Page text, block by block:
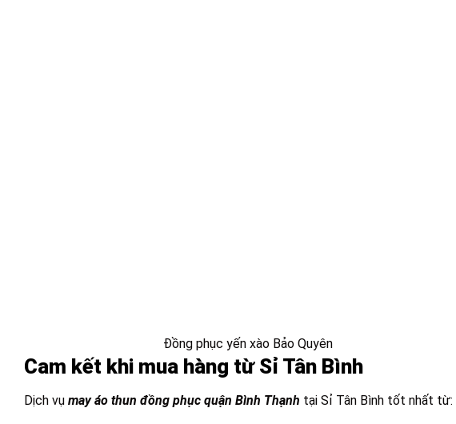
Đồng phục yến xào Bảo Quyên
Cam kết khi mua hàng từ Sỉ Tân Bình
Dịch vụ may áo thun đồng phục quận Bình Thạnh tại Sỉ Tân Bình tốt nhất từ: